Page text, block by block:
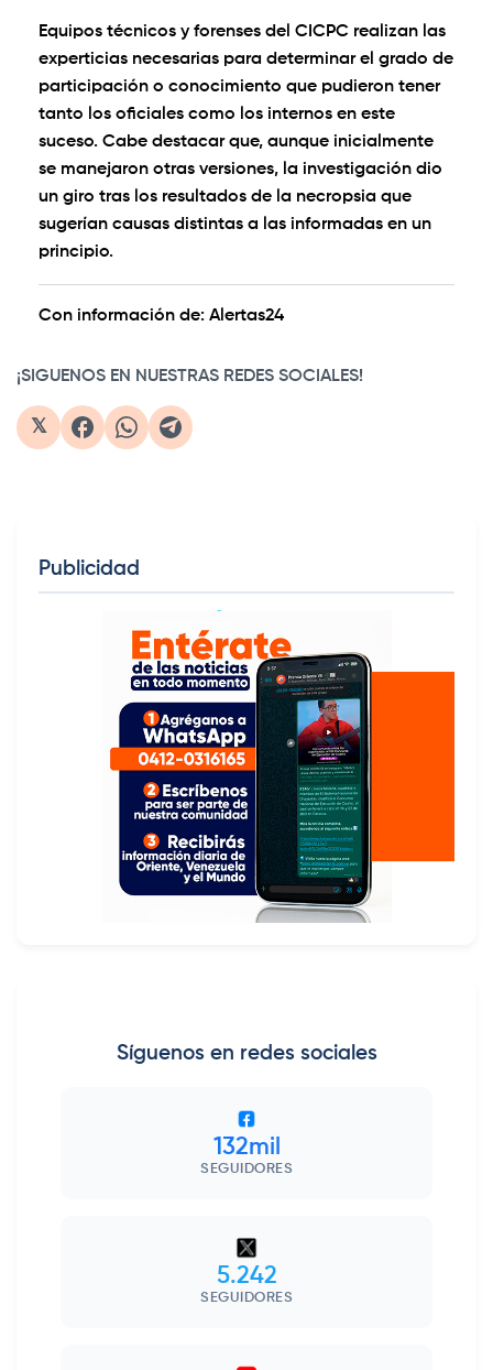
Equipos técnicos y forenses del CICPC realizan las
experticias necesarias para determinar el grado de
participación o conocimiento que pudieron tener
tanto los oficiales como los internos en este
suceso. Cabe destacar que, aunque inicialmente
se manejaron otras versiones, la investigación dio
un giro tras los resultados de la necropsia que
sugerían causas distintas a las informadas en un
principio.
Con información de: Alertas24
¡SIGUENOS EN NUESTRAS REDES SOCIALES!
𝕏
Publicidad
Síguenos en redes sociales
132mil
SEGUIDORES
5.242
SEGUIDORES